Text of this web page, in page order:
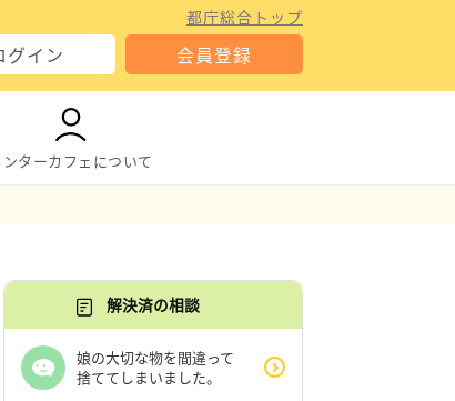
都庁総合トップ
グイン 会員登録
ンターカフェについて
解決済の相談
娘の大切な物を間違って
捨ててしまいました。